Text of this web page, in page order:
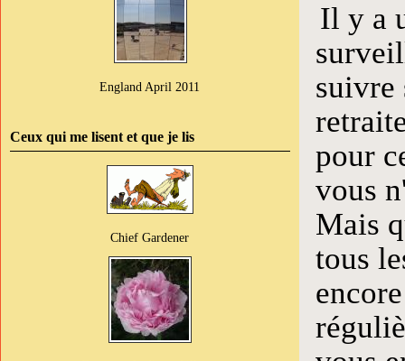
England April 2011
Ceux qui me lisent et que je lis
Chief Gardener
Il y a
suivre
pour
vous
Mais
tous